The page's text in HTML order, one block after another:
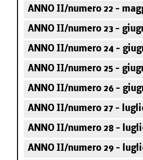
ANNO II/numero 22 -
ANNO II/numero 23 -
ANNO II/numero 24 -
ANNO II/numero 25 -
ANNO II/numero 26 -
ANNO II/numero 27 -
ANNO II/numero 28 -
ANNO II/numero 29 -